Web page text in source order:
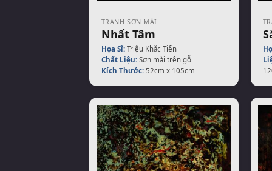
TRANH SƠN MÀI
Nhất Tâm
Họa Sĩ:Triệu Khắc Tiến
Chất Liệu:Sơn mài trên gỗ
Kích Thước:52cm x 105cm